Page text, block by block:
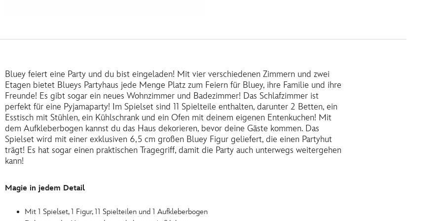
Bluey feiert eine Party und du bist eingeladen! Mit vier verschiedenen Zimmern und zwei
Etagen bietet Blueys Partyhaus jede Menge Platz zum Feiern für Bluey, ihre Familie und ihre
Freunde! Es gibt sogar ein neues Wohnzimmer und Badezimmer! Das Schlafzimmer ist
perfekt für eine Pyjamaparty! Im Spielset sind 11 Spielteile enthalten, darunter 2 Betten, ein
Esstisch mit Stühlen, ein Kühlschrank und ein Ofen mit deinem eigenen Entenkuchen! Mit
dem Aufkleberbogen kannst du das Haus dekorieren, bevor deine Gäste kommen. Das
Spielset wird mit einer exklusiven 6,5 cm großen Bluey Figur geliefert, die einen Partyhut
trägt! Es hat sogar einen praktischen Tragegriff, damit die Party auch unterwegs weitergehen
kann!
Magie in jedem Detail
Mit 1 Spielset, 1 Figur, 11 Spielteilen und 1 Aufkleberbogen